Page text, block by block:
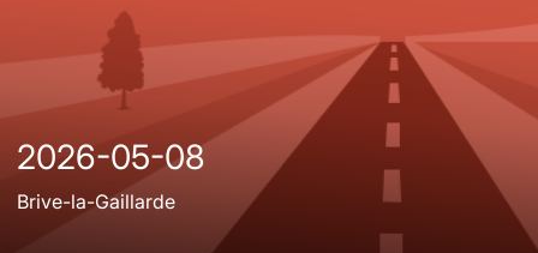
2026-05-08
Brive-la-Gaillarde